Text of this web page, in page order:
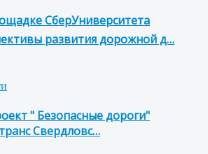
СберУниверситета
развития дорожной д…
" Безопасные дороги"
Свердловс…